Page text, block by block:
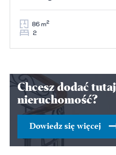
86 m2
2
Chcesz dodać
nieruchomość?
Dowiedz się więcej